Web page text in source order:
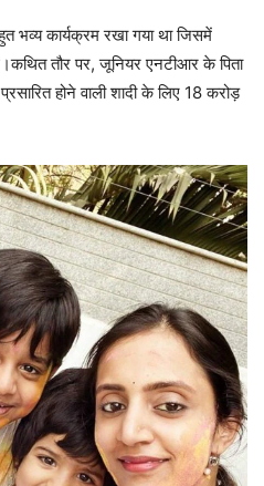
की पत्नी
भव्य कार्यक्रम रखा गया था जिसमें
होने वाली शादी के लिए 18 करोड़